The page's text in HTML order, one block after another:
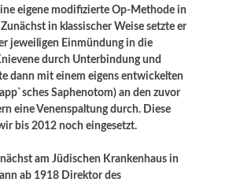
eigene modifizierte Op-Methode in
in klassischer Weise setzte er
jeweiligen Einmündung in die
durch Unterbindung und
dann mit einem eigens entwickelten
Saphenotom) an den zuvor
eine Venenspaltung durch. Diese
bis 2012 noch eingesetzt.
am Jüdischen Krankenhaus in
ab 1918 Direktor des